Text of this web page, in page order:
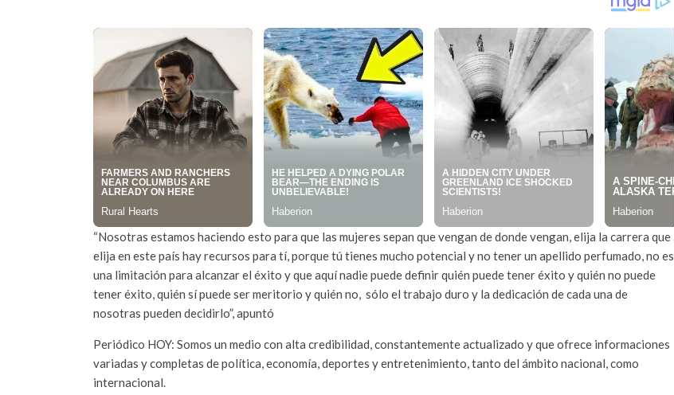
“Nosotras estamos haciendo esto para que las mujeres sepan que vengan de donde vengan, elija la carrera que
elija en este país hay recursos para tí, porque tú tienes mucho potencial y no tener un apellido perfumado, no es
una limitación para alcanzar el éxito y que aquí nadie puede definir quién puede tener éxito y quién no puede
tener éxito, quién sí puede ser meritorio y quién no, sólo el trabajo duro y la dedicación de cada una de
nosotras pueden decidirlo”, apuntó
Periódico HOY: Somos un medio con alta credibilidad, constantemente actualizado y que ofrece informaciones
variadas y completas de política, economía, deportes y entretenimiento, tanto del ámbito nacional, como
internacional.